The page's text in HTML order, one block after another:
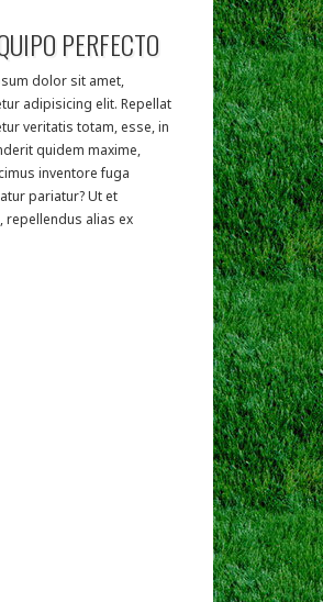
PERFECTO
dolor sit amet,
adipisicing elit. Repellat
veritatis totam, esse, in
quidem maxime,
inventore fuga
pariatur? Ut et
repellendus alias ex